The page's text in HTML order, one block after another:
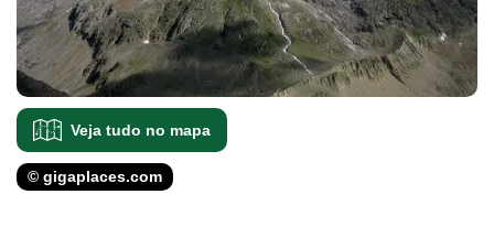
Veja tudo no mapa
© gigaplaces.com